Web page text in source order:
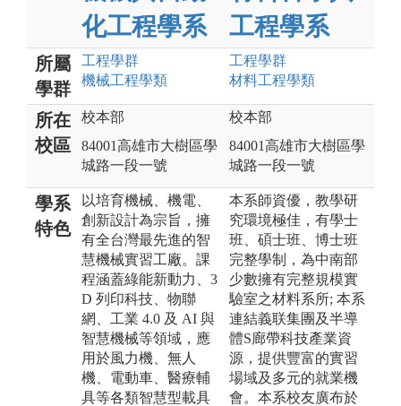
化工程學系
工程學系
所屬
學群
工程學群
機械工程學類
工程學群
材料工程學類
所在
校區
校本部
84001高雄市大樹區學
城路一段一號
校本部
84001高雄市大樹區學
城路一段一號
學系
特色
以培育機械、機電、
創新設計為宗旨，擁
有全台灣最先進的智
慧機械實習工廠。課
程涵蓋綠能新動力、3
D 列印科技、物聯
網、工業 4.0 及 AI 與
智慧機械等領域，應
用於風力機、無人
機、電動車、醫療輔
具等各類智慧型載具
本系師資優，教學研
究環境極佳，有學士
班、碩士班、博士班
完整學制，為中南部
少數擁有完整規模實
驗室之材料系所; 本系
連結義联集團及半導
體S廊帶科技產業資
源，提供豐富的實習
場域及多元的就業機
會。本系校友廣布於